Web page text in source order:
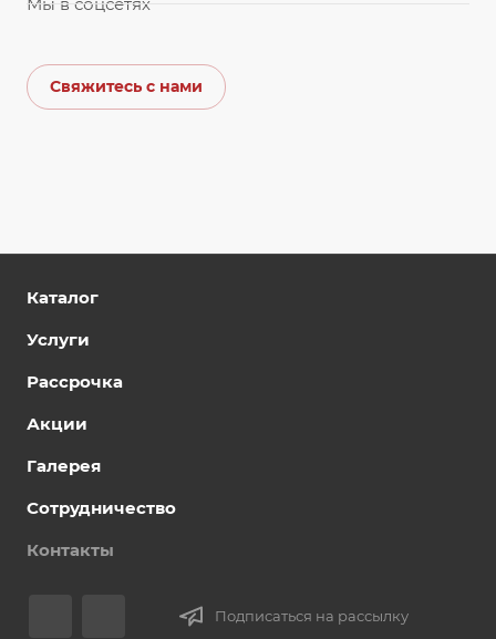
Свяжитесь с нами
Каталог
Услуги
Рассрочка
Акции
Галерея
Сотрудничество
Контакты
Подписаться на рассылку